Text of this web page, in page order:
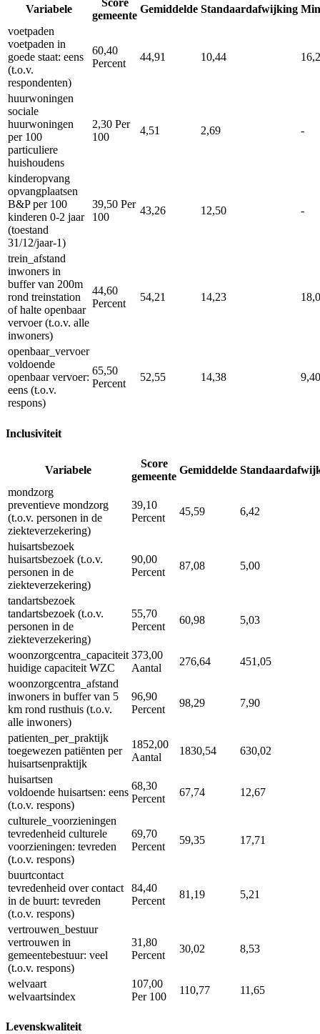
Variabele
Score
gemeente
Gemiddelde Standaardafwijking
voetpaden
voetpaden in
goede staat: eens
(t.o.v.
respondenten)
60,40
Percent
44,91 10,44
huurwoningen
sociale
huurwoningen
per 100
particuliere
huishoudens
2,30 Per
100
4,51 2,69 -
kinderopvang
opvangplaatsen
B&P per 100
kinderen 0-2 jaar
(toestand
31/12/jaar-1)
39,50 Per
100
43,26 12,50 -
trein_afstand
inwoners in
buffer van 200m
rond treinstation
of halte openbaar
vervoer (t.o.v. alle
inwoners)
44,60
Percent
54,21 14,23
openbaar_vervoer
voldoende
openbaar vervoer:
eens (t.o.v.
respons)
65,50
Percent
52,55 14,38 9,40
Inclusiviteit
Variabele
Score
gemeente
Gemiddelde
mondzorg
preventieve mondzorg
(t.o.v. personen in de
ziekteverzekering)
39,10
Percent
45,59 6,42
huisartsbezoek
huisartsbezoek (t.o.v.
personen in de
ziekteverzekering)
90,00
Percent
87,08 5,00
tandartsbezoek
tandartsbezoek (t.o.v.
personen in de
ziekteverzekering)
55,70
Percent
60,98 5,03
woonzorgcentra_capaciteit
huidige capaciteit WZC
373,00
Aantal
276,64
451,05
woonzorgcentra_afstand
inwoners in buffer van 5
km rond rusthuis (t.o.v.
alle inwoners)
96,90
Percent
98,29 7,90
patienten_per_praktijk
toegewezen patiënten per
huisartsenpraktijk
1852,00
Aantal
1830,54 630,02
huisartsen
voldoende huisartsen: eens
(t.o.v. respons)
68,30
Percent
67,74 12,67
culturele_voorzieningen
tevredenheid culturele
voorzieningen: tevreden
(t.o.v. respons)
69,70
Percent
59,35 17,71
buurtcontact
tevredenheid over contact
in de buurt: tevreden
(t.o.v. respons)
84,40
Percent
81,19 5,21
vertrouwen_bestuur
vertrouwen in
gemeentebestuur: veel
(t.o.v. respons)
31,80
Percent
30,02 8,53
welvaart
welvaartsindex
107,00
Per 100
110,77 11,65
Levenskwaliteit